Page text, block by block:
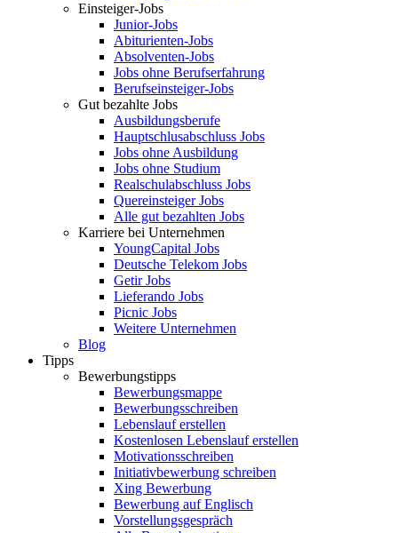
Einsteiger-Jobs
Junior-Jobs
Abiturienten-Jobs
Absolventen-Jobs
Jobs ohne Berufserfahrung
Berufseinsteiger-Jobs
Gut bezahlte Jobs
Ausbildungsberufe
Hauptschlusabschluss Jobs
Jobs ohne Ausbildung
Jobs ohne Studium
Realschulabschluss Jobs
Quereinsteiger Jobs
Alle gut bezahlten Jobs
Karriere bei Unternehmen
YoungCapital Jobs
Deutsche Telekom Jobs
Getir Jobs
Lieferando Jobs
Picnic Jobs
Weitere Unternehmen
Blog
Tipps
Bewerbungstipps
Bewerbungsmappe
Bewerbungsschreiben
Lebenslauf erstellen
Kostenlosen Lebenslauf erstellen
Motivationsschreiben
Initiativbewerbung schreiben
Xing Bewerbung
Bewerbung auf Englisch
Vorstellungsgespräch